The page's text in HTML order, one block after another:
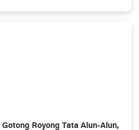
Royong Tata Alun-Alun,